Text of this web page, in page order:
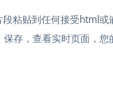
粘贴到任何接受html或
存，查看实时页面，您